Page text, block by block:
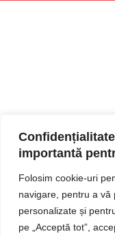
importantă
Folosim cookie-uri
navigare, pentru a vă
personalizate și
pe „Acceptă tot”,